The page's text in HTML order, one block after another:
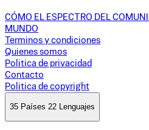
CÓMO EL ESPECTRO DEL
MUNDO
Terminos y condiciones
Quienes somos
Politica de privacidad
Contacto
Politica de copyright
35 Países 22 Lenguajes